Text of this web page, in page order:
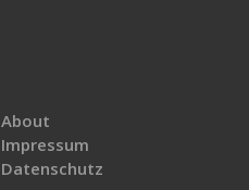
About
Impressum
Datenschutz